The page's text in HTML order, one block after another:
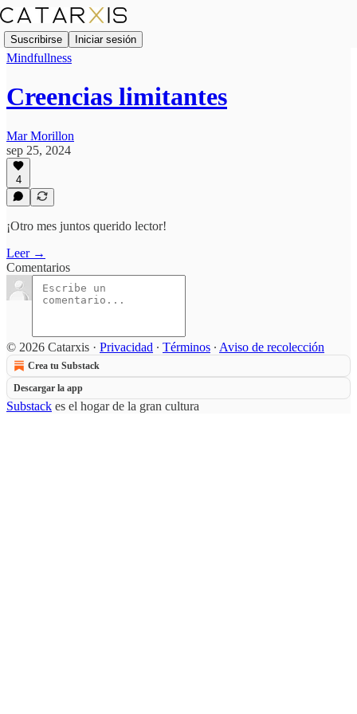
Suscribirse Iniciar sesión
Mindfullness
Creencias limitantes
Mar Morillon
sep 25, 2024
4
¡Otro mes juntos querido lector!
Leer →
Comentarios
© 2026 Catarxis · Privacidad ∙ Términos ∙ Aviso de recolección
Crea tu Substack
Descargar la app
Substack es el hogar de la gran cultura